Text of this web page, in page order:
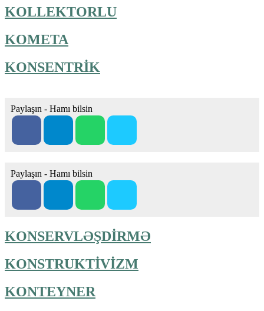
KOLLEKTORLU
KOMETA
KONSENTRİK
Paylaşın - Hamı bilsin
Paylaşın - Hamı bilsin
KONSERVLƏŞDİRMƏ
KONSTRUKTİVİZM
KONTEYNER